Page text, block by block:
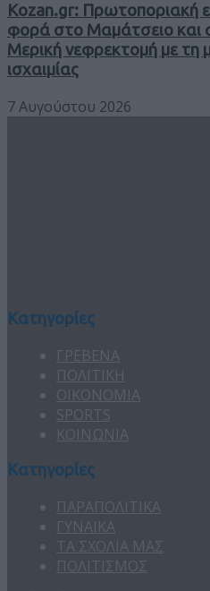
Kozan.gr: Πρωτοποριακή
φορά στο Μαμάτσειο και
Μερική νεφρεκτομή με τη
ισχαιμίας
7 Αυγούστου 2026
Κατηγορίες
ΓΡΕΒΕΝΑ
ΠΟΛΙΤΙΚΗ
ΟΙΚΟΝΟΜΙΑ
SPORTS
ΚΟΙΝΩΝΙΑ
Κατηγορίες
ΠΑΡΑΠΟΛΙΤΙΚΑ
ΓΥΝΑΙΚΑ
ΤΑ ΣΧΟΛΙΑ ΜΑΣ
ΠΟΛΙΤΙΣΜΟΣ